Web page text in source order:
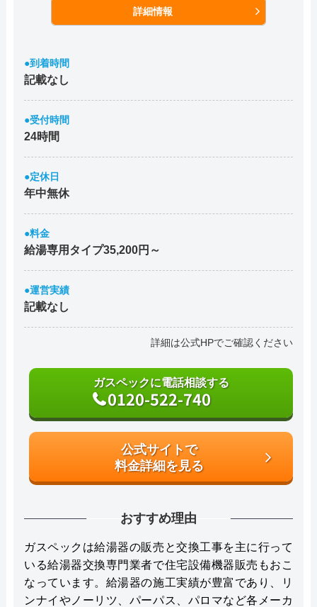
詳細情報
●到着時間
記載なし
●受付時間
24時間
●定休日
年中無休
●料金
給湯専用タイプ35,200円～
●運営実績
記載なし
詳細は公式HPでご確認ください
ガスペックに電話相談する
0120-522-740
公式サイトで
料金詳細を見る
おすすめ理由
ガスペックは給湯器の販売と交換工事を主に行って
いる給湯器交換専門業者で住宅設備機器販売もおこ
なっています。給湯器の施工実績が豊富であり、リ
ンナイやノーリツ、パーパス、パロマなど各メーカ